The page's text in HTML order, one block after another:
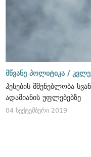
მწვანე პოლიტიკა /
ჰესების მშენებლობა
ადამიანის უფლებებზე
04 სექტემბერი 2019